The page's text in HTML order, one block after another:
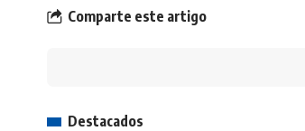
Comparte este artigo
Destacados